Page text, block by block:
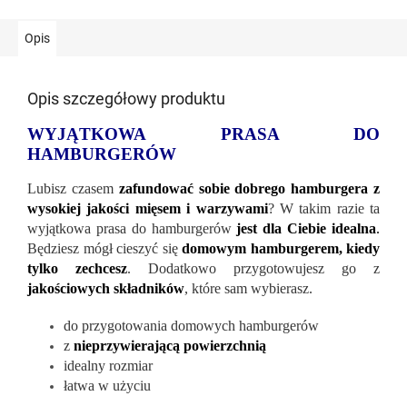
Opis
Opis szczegółowy produktu
WYJĄTKOWA PRASA DO
HAMBURGERÓW
Lubisz czasem zafundować sobie dobrego hamburgera z
wysokiej jakości mięsem i warzywami? W takim razie ta
wyjątkowa prasa do hamburgerówjest dla Ciebie idealna.
Będziesz mógł cieszyć się domowym hamburgerem, kiedy
tylko zechcesz. Dodatkowo przygotowujesz go z
jakościowych składników, które sam wybierasz.
do przygotowania domowych hamburgerów
z nieprzywierającą powierzchnią
idealny rozmiar
łatwa w użyciu